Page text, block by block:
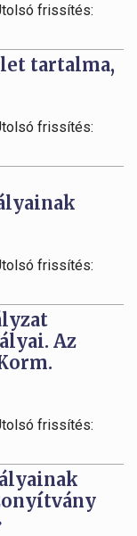
frissítés:
tartalma,
frissítés:
frissítés:
Az
frissítés: